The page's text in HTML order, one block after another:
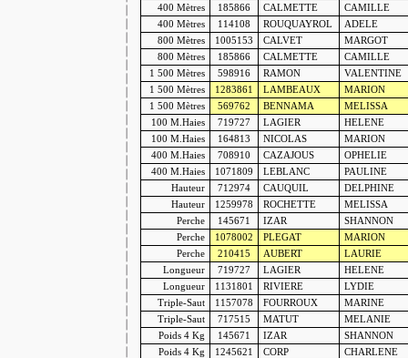
400 Mètres
185866 CALMETTE
CAMILLE
400 Mètres
114108 ROUQUAYROL
ADELE
800 Mètres
1005153 CALVET
MARGOT
800 Mètres
185866 CALMETTE
CAMILLE
1 500 Mètres
598916 RAMON
VALENTINE
1 500 Mètres
1283861 LAMBEAUX
MARION
1 500 Mètres
569762 BENNAMA
MELISSA
100 M .Haies 719727 LAGIER
HELENE
100 M .Haies 164813 NICOLAS
MARION
400 M .Haies 708910 CAZAJOUS
OPHELIE
400 M .Haies 1071809 LEBLANC
PAULINE
Hauteur
712974 CAUQUIL
DELPHINE
Hauteur
1259978 ROCHETTE
MELISSA
Perche
145671 IZAR
SHANNON
Perche
1078002 PLEGAT
MARION
Perche
210415 AUBERT
LAURIE
Longueur
719727 LAGIER
HELENE
Longueur
1131801 RIVIERE
LYDIE
Triple-Saut
1157078 FOURROUX
MARINE
Triple-Saut
717515 MATUT
MELANIE
Poids4 Kg 145671 IZAR
SHANNON
Poids4 Kg 1245621 CORP
CHARLENE